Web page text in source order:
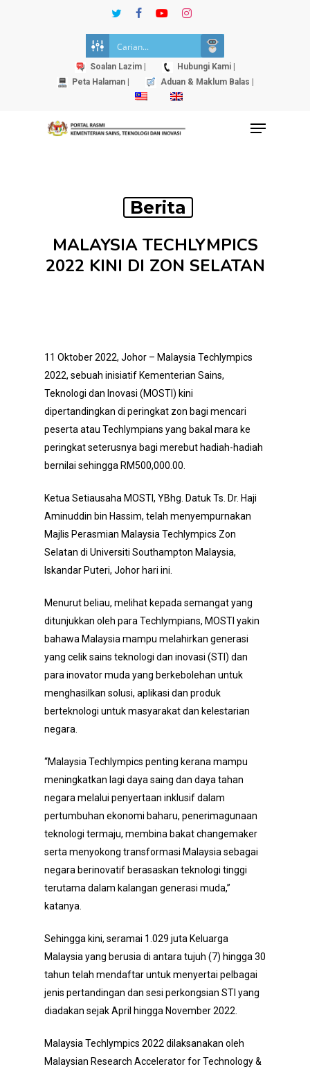
twitterfacebookyoutubeinstagram
Soalan Lazim |
Hubungi Kami |
Peta Halaman |
Aduan & Maklum Balas |
Menu
Berita
MALAYSIA TECHLYMPICS
2022 KINI DI ZON SELATAN
11 Oktober 2022, Johor – Malaysia Techlympics
2022, sebuah inisiatif Kementerian Sains,
Teknologi dan Inovasi (MOSTI) kini
dipertandingkan di peringkat zon bagi mencari
peserta atau Techlympians yang bakal mara ke
peringkat seterusnya bagi merebut hadiah-hadiah
bernilai sehingga RM500,000.00.
Ketua Setiausaha MOSTI, YBhg. Datuk Ts. Dr. Haji
Aminuddin bin Hassim, telah menyempurnakan
Majlis Perasmian Malaysia Techlympics Zon
Selatan di Universiti Southampton Malaysia,
Iskandar Puteri, Johor hari ini.
Menurut beliau, melihat kepada semangat yang
ditunjukkan oleh para Techlympians, MOSTI yakin
bahawa Malaysia mampu melahirkan generasi
yang celik sains teknologi dan inovasi (STI) dan
para inovator muda yang berkebolehan untuk
menghasilkan solusi, aplikasi dan produk
berteknologi untuk masyarakat dan kelestarian
negara.
“Malaysia Techlympics penting kerana mampu
meningkatkan lagi daya saing dan daya tahan
negara melalui penyertaan inklusif dalam
pertumbuhan ekonomi baharu, penerimagunaan
teknologi termaju, membina bakat changemaker
serta menyokong transformasi Malaysia sebagai
negara berinovatif berasaskan teknologi tinggi
terutama dalam kalangan generasi muda,”
katanya.
Sehingga kini, seramai 1.029 juta Keluarga
Malaysia yang berusia di antara tujuh (7) hingga 30
tahun telah mendaftar untuk menyertai pelbagai
jenis pertandingan dan sesi perkongsian STI yang
diadakan sejak April hingga November 2022.
Malaysia Techlympics 2022 dilaksanakan oleh
Malaysian Research Accelerator for Technology &